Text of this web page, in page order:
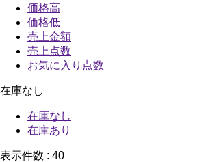
価格高
価格低
売上金額
売上点数
お気に入り点数
在庫なし
在庫なし
在庫あり
表示件数 : 40